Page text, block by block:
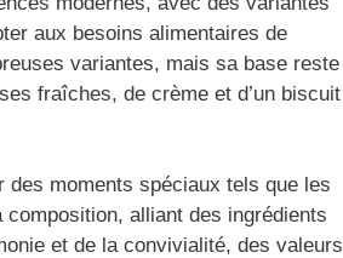
aux besoins alimentaires de
variantes, mais sa base reste
fraîches, de crème et d’un biscuit
moments spéciaux tels que les
alliant des ingrédients
et de la convivialité, des valeurs